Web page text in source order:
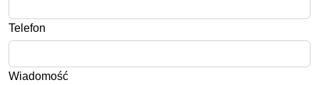
Telefon
Wiadomość